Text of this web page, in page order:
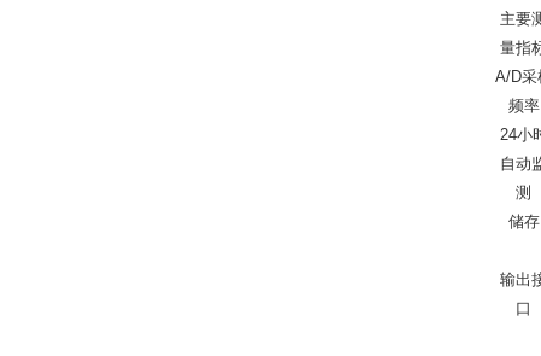
主要
量指
A/D采
频率
24小
自动
测
储存
输出
口